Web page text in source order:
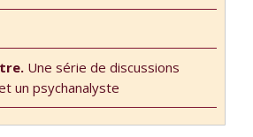
Une série de discussions
un psychanalyste